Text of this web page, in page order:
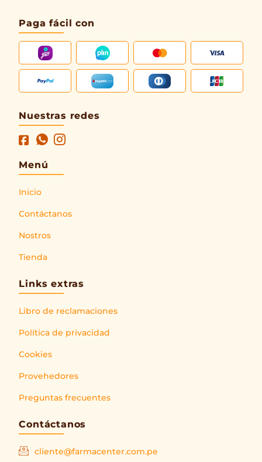
Paga fácil con
Nuestras redes
Menú
Inicio
Contáctanos
Nostros
Tienda
Links extras
Libro de reclamaciones
Política de privacidad
Cookies
Provehedores
Preguntas frecuentes
Contáctanos
cliente@farmacenter.com.pe